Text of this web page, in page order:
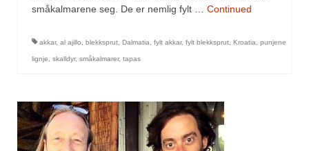
Albóndigaskrydder
Bouquet garni
Cajunkrydder, mildt
Cajunkrydder, sterkt
småkalmarene seg. De er nemlig fylt … Continued
akkar, al ajillo blekksprut Dalmatia fylt akkar, fylt blekksprut Kroatia punjene
lignje skalldyr, småkalmarer, tapas